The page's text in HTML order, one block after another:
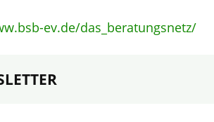
ev.de/das_beratungsnetz/